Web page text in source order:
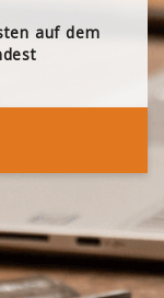
auf dem